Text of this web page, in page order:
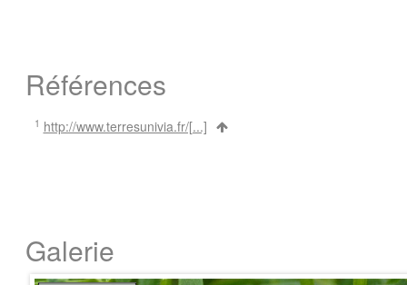
Références
1 http://www.terresunivia.fr/[...]
Galerie